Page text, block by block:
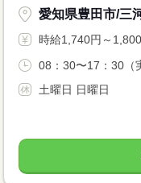
愛知県豊田市/三
時給1,740円～
08：30〜17：30（
土曜日 日曜日